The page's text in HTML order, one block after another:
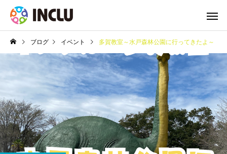
ブログ イベント 多賀教室～水戸森林公園に行ってきたよ～